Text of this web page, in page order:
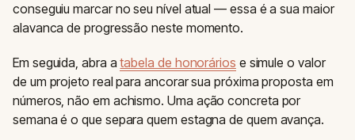
conseguiu marcar no seu nível atual — essa é a sua maior
alavanca de progressão neste momento.
Em seguida, abra atabela de honorários e simule o valor
de um projeto real para ancorar sua próxima proposta em
números, não em achismo. Uma ação concreta por
semana é o que separa quem estagna de quem avança.